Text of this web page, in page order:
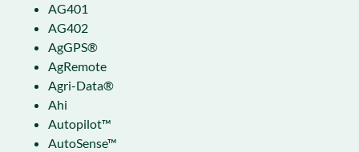
AG401
AG402
AgGPS®
AgRemote
Agri-Data®
Ahi
Autopilot™
AutoSense™